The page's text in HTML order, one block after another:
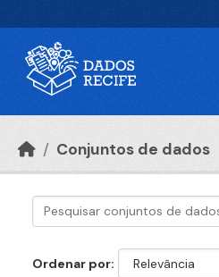
Conjuntos de dados
Ordenar por